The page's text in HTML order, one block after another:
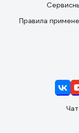
Правила